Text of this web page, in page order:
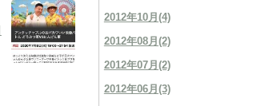
2012年10月(4)
2012年08月(2)
2012年07月(2)
2012年06月(3)